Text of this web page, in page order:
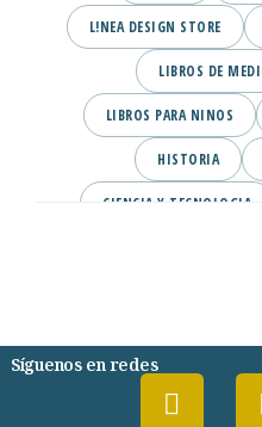
L!NEA DESIGN STORE
LIBROS DE
LIBROS PARA NINOS
HISTORIA
CIENCIA Y TECNOLOGIA
Síguenos en redes